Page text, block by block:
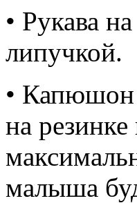
• Рукава
липучкой.
• Капюшон
на
малыша